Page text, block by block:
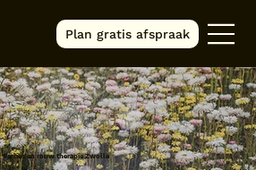
Plan gratis afspraak
Verlies en rouw therapie Zwolle